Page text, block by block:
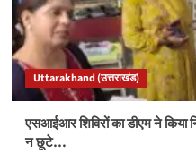
Uttarakhand (उत्तराखंड)
एसआईआर शिविरों का डीएम ने किया
न छूटे…